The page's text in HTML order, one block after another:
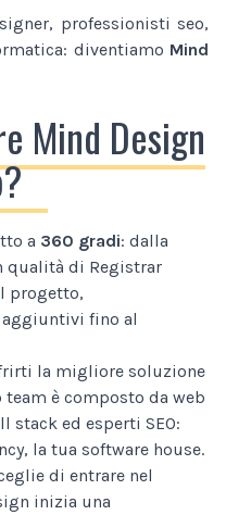
professionisti seo,
diventiamo Mind
Mind Design
a 360 gradi: dalla
qualità di Registrar
progetto,
fino al
la migliore soluzione
è composto da web
ed esperti SEO:
la tua software house.
di entrare nel
inizia una